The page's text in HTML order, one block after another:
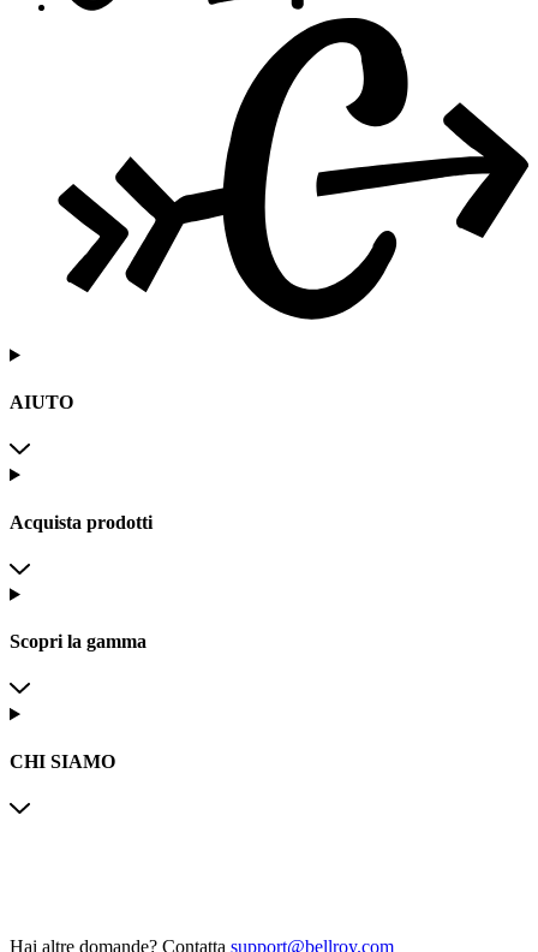
AIUTO
Acquista prodotti
Scopri la gamma
CHI SIAMO
Hai altre domande? Contatta support@bellroy.com